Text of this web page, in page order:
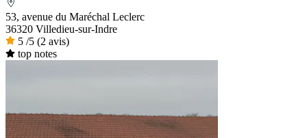
53, avenue du Maréchal Leclerc
36320 Villedieu-sur-Indre
5 /5 (2 avis)
top notes